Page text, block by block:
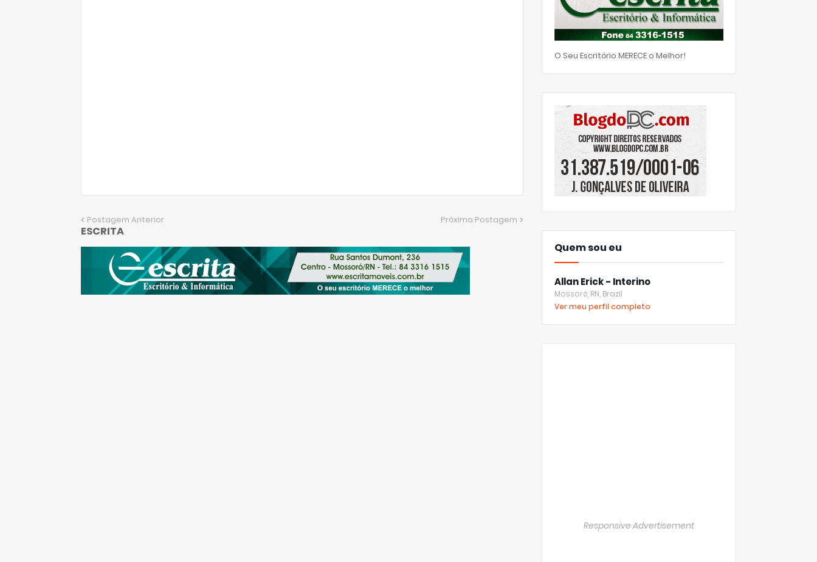
Postagem Anterior Próxima Postagem
ESCRITA
O Seu Escritório MERECE o Melhor!
Quem sou eu
Allan Erick - Interino
Mossoró, RN, Brazil
Ver meu perfil completo
Responsive Advertisement